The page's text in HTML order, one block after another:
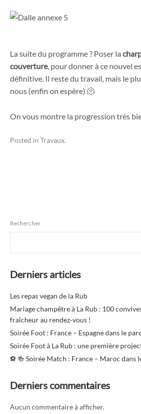
La suite du programme ? Poser la
couverture, pour donner à ce nouvel
définitive. Il reste du travail, mais le
nous (enfin on espère) 🫠
On vous montre la progression très
Posted in Travaux.
Rechercher
Derniers articles
Les repas vegan de la Rub
Mariage champêtre à La Rub : 100
fraîcheur au rendez‑vous !
Soirée Foot : France – Espagne dans le
Soirée Foot à La Rub : une première
⚽️ 🍻 Soirée Match : France – Maroc dans
Derniers commentaires
Aucun commentaire à afficher.